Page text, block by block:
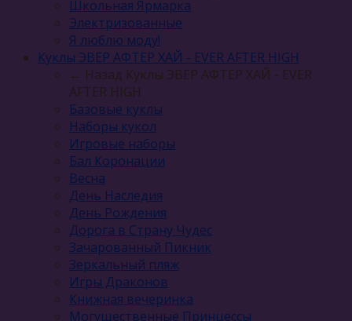
Школьная Ярмарка
Электризованные
Я люблю моду!
Куклы ЭВЕР АФТЕР ХАЙ - EVER AFTER HIGH
← Назад Куклы ЭВЕР АФТЕР ХАЙ - EVER
AFTER HIGH
Базовые куклы
Наборы кукол
Игровые наборы
Бал Коронации
Весна
День Наследия
День Рождения
Дорога в Страну Чудес
Зачарованный Пикник
Зеркальный пляж
Игры Драконов
Книжная вечеринка
Могущественные Принцессы